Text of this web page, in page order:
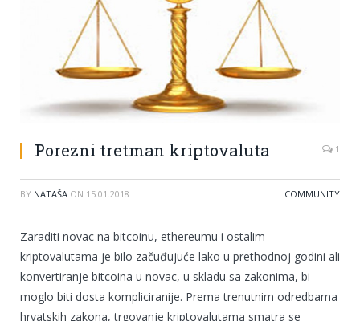
Porezni tretman kriptovaluta 1
BY NATAŠA ON 15.01.2018 COMMUNITY
Zaraditi novac na bitcoinu, ethereumu i ostalim
kriptovalutama je bilo začuđujuće lako u prethodnoj godini ali
konvertiranje bitcoina u novac, u skladu sa zakonima, bi
moglo biti dosta kompliciranije. Prema trenutnim odredbama
hrvatskih zakona, trgovanje kriptovalutama smatra se